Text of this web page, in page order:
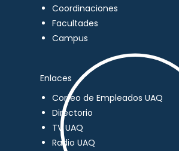
Coordinaciones
Facultades
Campus
Enlaces
Correo de Empleados UAQ
Directorio
TV UAQ
Radio UAQ